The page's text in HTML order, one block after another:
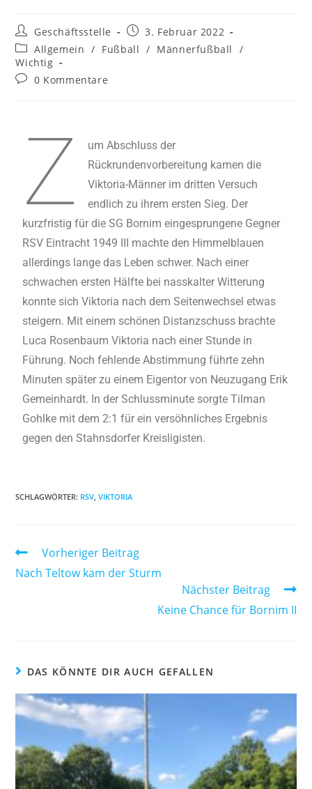
Geschäftsstelle
3. Februar 2022
Allgemein / Fußball / Männerfußball
/
Wichtig
0 Kommentare
Z
um Abschluss der
Rückrundenvorbereitung kamen die
Viktoria-Männer im dritten Versuch
endlich zu ihrem ersten Sieg. Der
kurzfristig für die SG Bornim eingesprungene Gegner
RSV Eintracht 1949 III machte den Himmelblauen
allerdings lange das Leben schwer. Nach einer
schwachen ersten Hälfte bei nasskalter Witterung
konnte sich Viktoria nach dem Seitenwechsel etwas
steigern. Mit einem schönen Distanzschuss brachte
Luca Rosenbaum Viktoria nach einer Stunde in
Führung. Noch fehlende Abstimmung führte zehn
Minuten später zu einem Eigentor von Neuzugang Erik
Gemeinhardt. In der Schlussminute sorgte Tilman
Gohlke mit dem 2:1 für ein versöhnliches Ergebnis
gegen den Stahnsdorfer Kreisligisten.
SCHLAGWÖRTER: RSV VIKTORIA
Vorheriger Beitrag
Nach Teltow kam der Sturm
Nächster Beitrag
Keine Chance für Bornim II
DAS KÖNNTE DIR AUCH GEFALLEN